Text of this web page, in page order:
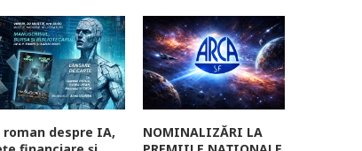
roman despre IA,
NOMINALIZĂRI LA